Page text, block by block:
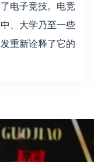
电子竞技。电竞
、大学乃至一些
重新诠释了它的